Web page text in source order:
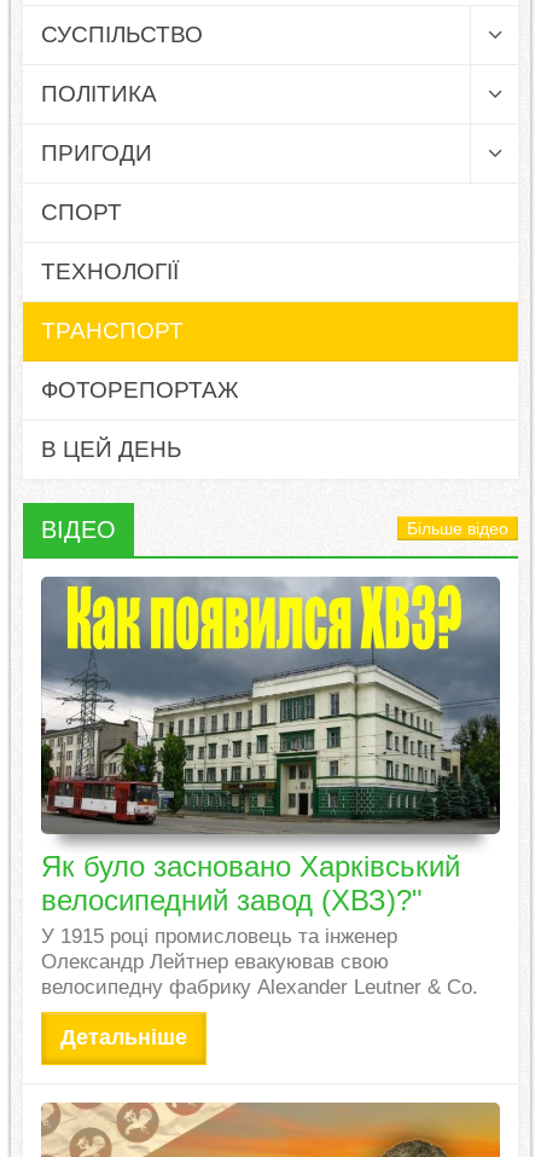
СУСПІЛЬСТВО
ПОЛІТИКА
ПРИГОДИ
СПОРТ
ТЕХНОЛОГІЇ
ТРАНСПОРТ
ФОТОРЕПОРТАЖ
В ЦЕЙ ДЕНЬ
ВІДЕО Більше відео
Як було засновано Харківський
велосипедний завод (ХВЗ)?"
У 1915 році промисловець та інженер
Олександр Лейтнер евакуював свою
велосипедну фабрику Alexander Leutner & Co.
Детальніше